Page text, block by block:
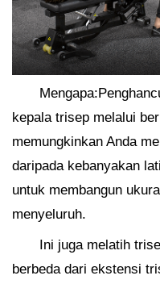
kepala trisep melalui
memungkinkan Anda
daripada kebanyakan
untuk membangun
menyeluruh.
Ini juga melatih
berbeda dari ekstensi